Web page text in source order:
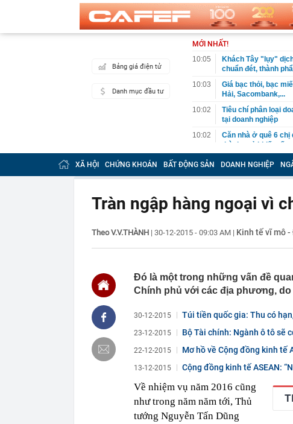
Bảng giá điện tử
Danh mục đầu tư
MỚI NHẤT!
10:05
Khách Tây "lụy"
chuẩn đét, thành
10:03
Giá bạc thỏi, bạc
Hải, Sacombank,...
10:02
Tiêu chí phân loại
tại doanh nghiệp
10:02
Căn nhà ở quê 6 chị
thành quả khiến tất
10:01
Giá bạc vượt 61
10:00
Nga đang phát triển
tục "gom hàng"
09:57
Mỹ nhân ghê gớm
09:52
Có nên rút tiền mặt
đồng tiền bán thuốc
09:49
Giá vàng miếng,
Tín Minh Châu,
09:42
Tổng Giám đốc
57.600 tỷ đồng
Thừa điện sạch đủ
“xả bỏ", mở nhà
09:40
Nhận iPhone mới
XÃ HỘI CHỨNG KHOÁN BẤT ĐỘNG SẢN DOANH NGHIỆP
Tràn ngập hàng ngoại vì
Theo V.V.THÀNH | 30-12-2015 - 09:03 AM | Kinh tế vĩ mô
Đó là một trong những vấn đề
Chính phủ với các địa phương,
30-12-2015 Túi tiền quốc gia: Thu có
23-12-2015 Bộ Tài chính: Ngành ô tô sẽ
22-12-2015 Mơ hồ về Cộng đồng kinh tế
13-12-2015 Cộng đồng kinh tế ASEAN:
Về nhiệm vụ năm 2016 cũng
như trong năm năm tới, Thủ
tướng Nguyễn Tấn Dũng